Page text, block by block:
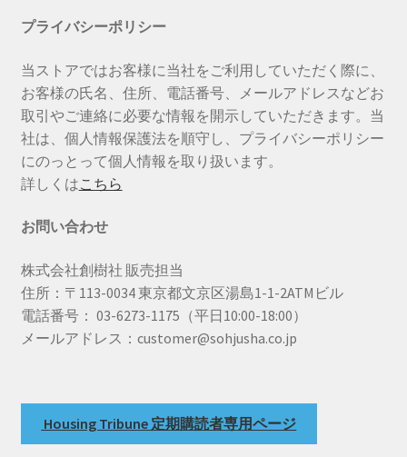
プライバシーポリシー
当ストアではお客様に当社をご利用していただく際に、
お客様の氏名、住所、電話番号、メールアドレスなどお
取引やご連絡に必要な情報を開示していただきます。当
社は、個人情報保護法を順守し、プライバシーポリシー
にのっとって個人情報を取り扱います。
詳しくはこちら
お問い合わせ
株式会社創樹社 販売担当
住所：〒113-0034 東京都文京区湯島1-1-2ATMビル
電話番号： 03-6273-1175（平日10:00-18:00）
メールアドレス：customer@sohjusha.co.jp
Housing Tribune 定期購読者専用ページ